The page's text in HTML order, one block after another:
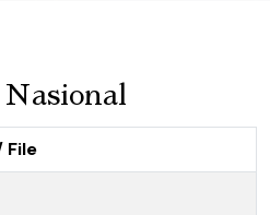
File